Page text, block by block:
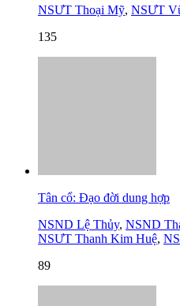
NSƯT Thoại Mỹ, NSƯT
135
Tân cổ: Đạo đời dung hợp
NSND Lệ Thủy, NSND
NSƯT Thanh Kim Huệ,
89